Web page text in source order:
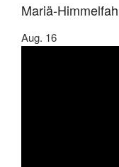
Mariä-
Aug. 16